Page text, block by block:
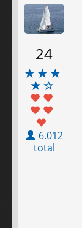
24
6.012
total